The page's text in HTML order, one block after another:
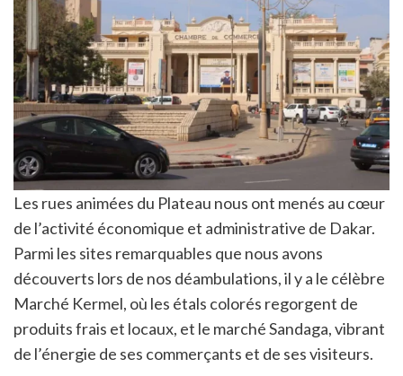
Les rues animées du Plateau nous ont menés au cœur
de l’activité économique et administrative de Dakar.
Parmi les sites remarquables que nous avons
découverts lors de nos déambulations, il y a le célèbre
Marché Kermel, où les étals colorés regorgent de
produits frais et locaux, et le marché Sandaga, vibrant
de l’énergie de ses commerçants et de ses visiteurs.